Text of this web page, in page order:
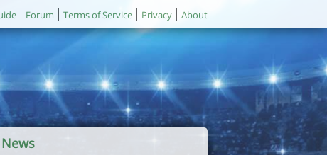
Forum Terms of Service Privacy About
News